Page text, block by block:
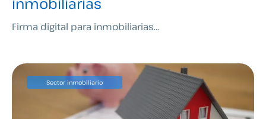
Firma digital para inmobiliarias...
Sector inmobiliario